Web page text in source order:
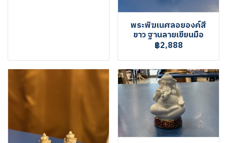
พระพิฆเนศลอยองค์สี
ขาว ฐานลายเขียนมือ
฿2,888